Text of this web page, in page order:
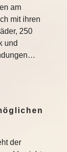
am
mit ihren
250
und
der